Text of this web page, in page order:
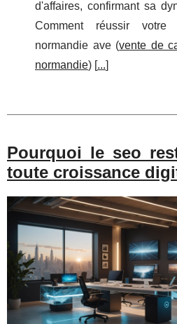
d'affaires, confirmant sa
Comment réussir votre
normandie ave (vente de
normandie) [...]
Pourquoi le seo
toute croissance